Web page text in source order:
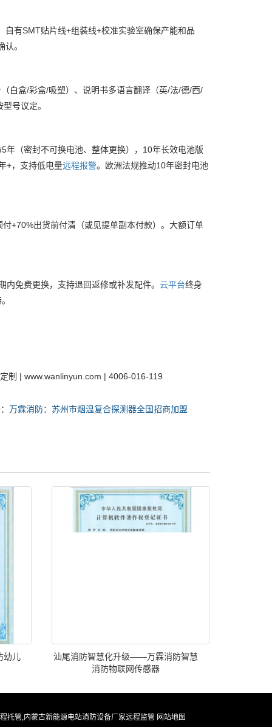
有SMT贴片线+组装线+校准实验室确保产能和品
。
白盒/彩盒/吸塑）、说明书多语言翻译（英/法/德/西/
号议定。
年（密封不可换电池、整体更换），10年长效电池版
+，支持低电量远程报警。欧洲法规推动10年密封电池
+70%出货前付清（或见提单副本付款）。大额订单
免费更换，支持退回返修或补发配件。 云平台终身
制 | www.wanlinyun.com | 4006-016-119
万霖消防：苏州市烟温复合探测器全国招商加盟
幼儿
汕尾消防智慧化升级——万霖消防智慧
消防物联网传感器
托管,内蒙古新能源电站消防设备厂家远程监管 网站地图